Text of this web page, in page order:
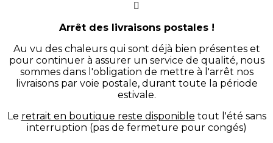
Arrêt des livraisons postales !
Au vu des chaleurs qui sont déjà bien présentes et
pour continuer à assurer un service de qualité, nous
sommes dans l'obligation de mettre à l'arrêt nos
livraisons par voie postale, durant toute la période
estivale.
Le retrait en boutique reste disponible tout l'été sans
interruption (pas de fermeture pour congés)